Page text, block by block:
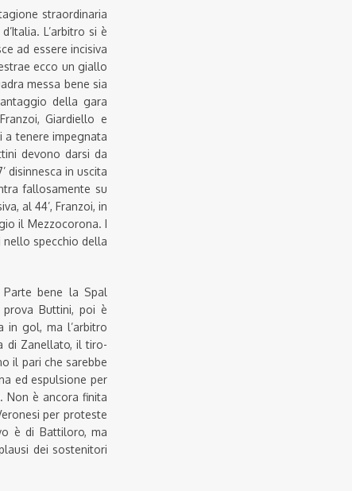
straordinaria
L’arbitro si è
ad essere incisiva
ecco un giallo
messa bene sia
della gara
Giardiello e
a tenere impegnata
devono darsi da
disinnesca in uscita
fallosamente su
al 44’, Franzoi, in
il Mezzocorona. I
specchio della
bene la Spal
Buttini, poi è
in gol, ma l’arbitro
di Zanellato, il tiro-
il pari che sarebbe
ed espulsione per
Non è ancora finita
per proteste
è di Battiloro, ma
dei sostenitori